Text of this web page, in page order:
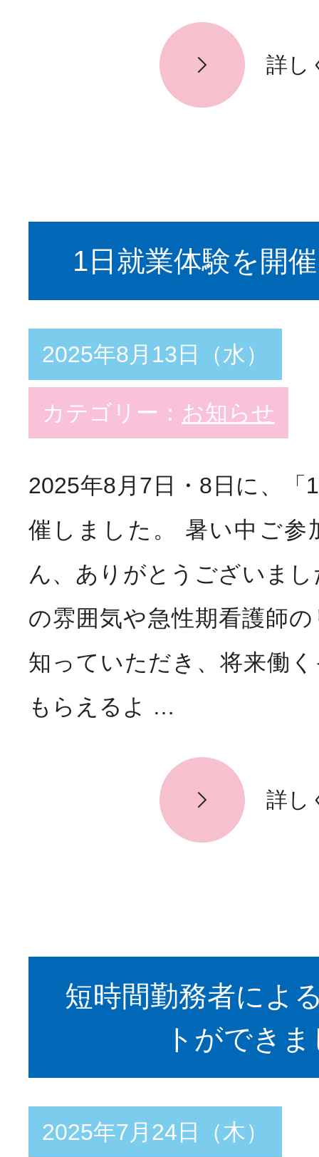
詳し
1日就業体験を開
2025年8月13日（水）
カテゴリー： お知らせ
2025年8月7日・8日に、「
催しました。 暑い中ご参
ん、ありがとうございま
の雰囲気や急性期看護師
知っていただき、将来働
もらえるよ …
詳し
短時間勤務者によ
トができ
2025年7月24日（木）